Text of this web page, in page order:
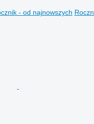
- od najnowszych